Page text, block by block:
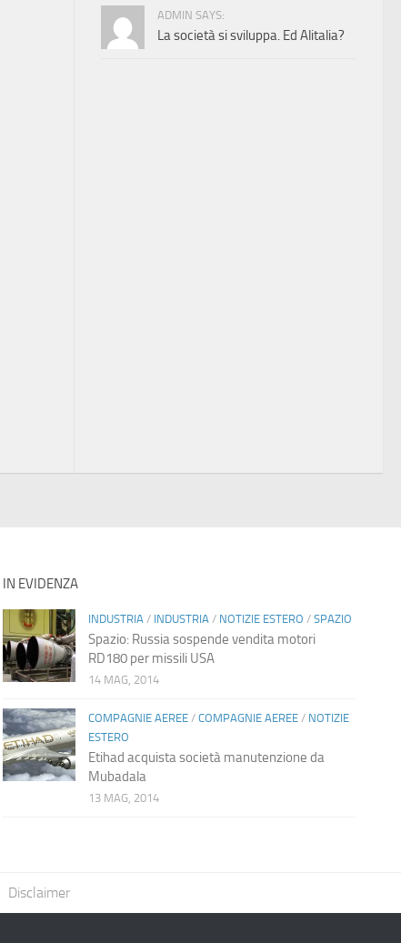
ADMIN SAYS:
La società si sviluppa. Ed Alitalia?
IN EVIDENZA
INDUSTRIA / INDUSTRIA / NOTIZIE ESTERO / SPAZIO
Spazio: Russia sospende vendita motori
RD180 per missili USA
14 MAG, 2014
COMPAGNIE AEREE/ COMPAGNIE AEREE/ NOTIZIE
ESTERO
Etihad acquista società manutenzione da
Mubadala
13 MAG, 2014
Disclaimer